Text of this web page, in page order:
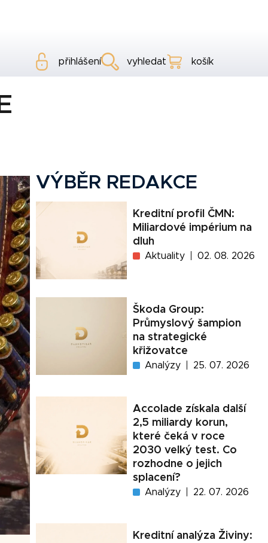
přihlášení vyhledat košík
VÝBĚR REDAKCE
Kreditní profil ČMN:
Miliardové impérium na
dluh
Aktuality 02. 08. 2026
Škoda Group:
Průmyslový šampion
na strategické
křižovatce
Analýzy 25. 07. 2026
Accolade získala další
2,5 miliardy korun,
které čeká v roce
2030 velký test. Co
rozhodne o jejich
splacení?
Analýzy 22. 07. 2026
Kreditní analýza Živiny: